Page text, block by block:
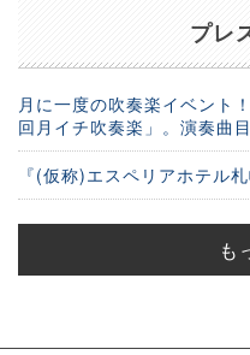
プレ
月に一度の吹奏楽イベント
回月イチ吹奏楽」。演奏曲
『(仮称)エスペリアホテル
も